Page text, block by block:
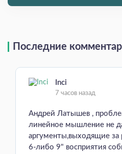
Последние
Inci
7 часов назад
Андрей Латышев ,
линейное мышление не
аргументы,выходящие за
6-либо 9" восприятия